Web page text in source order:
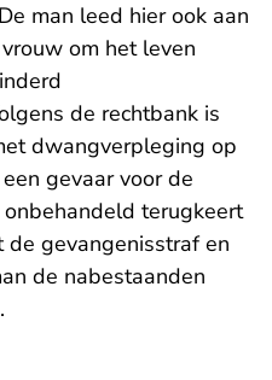
man leed hier ook aan
om het leven
de rechtbank is
dwangverpleging op
gevaar voor de
terugkeert
de gevangenisstraf en
de nabestaanden